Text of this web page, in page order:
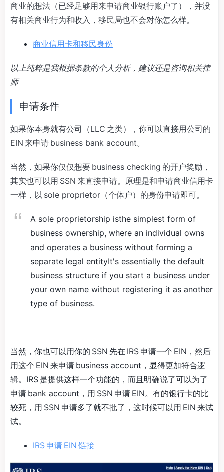
商业的想法（已经足够用来申请商业银行账户了），并没
有相关商业行为和收入，移民局也不会对你怎么样。
商业信用卡和移民身份
以上纯粹是我根据条款的个人分析，建议还是咨询相关律
师
申请条件
如果你本身就有公司（LLC 之类），你可以直接用公司的
EIN 来申请 business bank account。
当然，如果你仅仅想要 business checking 的开户奖励，
其实也可以用 SSN 来直接申请。原理是和申请商业信用卡
一样，以 sole proprietor（个体户）的身份申请即可。
A sole proprietorship isthe simplest form of
business ownership, where an individual owns
and operates a business without forming a
separate legal entityIt's essentially the default
business structure if you start a business under
your own name without registering it as another
type of business.
当然，你也可以用你的 SSN 先在 IRS 申请一个 EIN，然后
用这个 EIN 来申请 business account，显得更加符合逻
辑。IRS 是提供这样一个功能的，而且明确说了可以为了
申请 bank account，用 SSN 申请 EIN。有的银行卡的比
较死，用 SSN 申请多了就不批了，这时候可以用 EIN 来试
试。
IRS 申请 EIN 链接